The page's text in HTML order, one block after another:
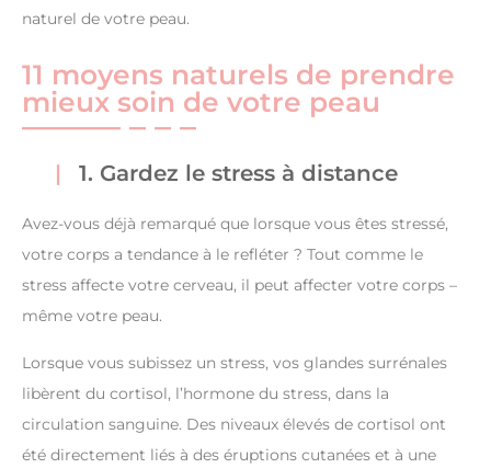
naturel de votre peau.
11 moyens naturels de prendre
mieux soin de votre peau
1. Gardez le stress à distance
Avez-vous déjà remarqué que lorsque vous êtes stressé,
votre corps a tendance à le refléter ? Tout comme le
stress affecte votre cerveau, il peut affecter votre corps –
même votre peau.
Lorsque vous subissez un stress, vos glandes surrénales
libèrent du cortisol, l’hormone du stress, dans la
circulation sanguine. Des niveaux élevés de cortisol ont
été directement liés à des éruptions cutanées et à une